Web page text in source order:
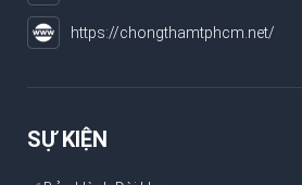
https://chongthamtphcm.net/
SỰ KIỆN